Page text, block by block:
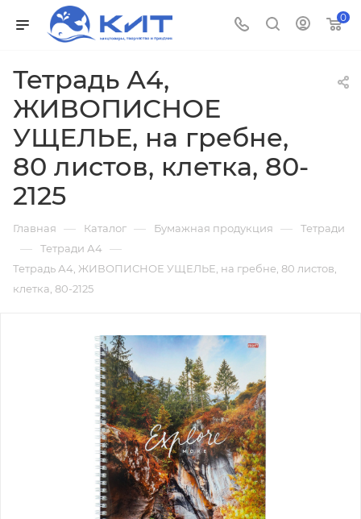
0
Тетрадь А4,
ЖИВОПИСНОЕ
УЩЕЛЬЕ, на гребне,
80 листов, клетка, 80-
2125
Главная — Каталог — Бумажная продукция — Тетради
— Тетради А4 —
Тетрадь А4, ЖИВОПИСНОЕ УЩЕЛЬЕ, на гребне, 80 листов,
клетка, 80-2125